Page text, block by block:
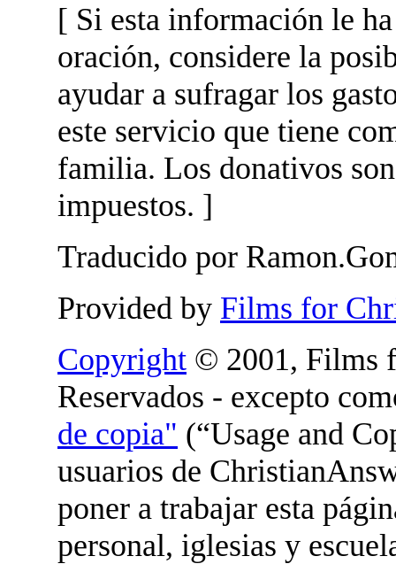
[ Si esta información le
oración, considere la
ayudar a sufragar los
este servicio que tiene
familia. Los donativos
impuestos. ]
Traducido por
Provided by Films for
Copyright © 2001, Films
Reservados - excepto
de copia" (“Usage and
usuarios de
poner a trabajar esta
personal, iglesias y